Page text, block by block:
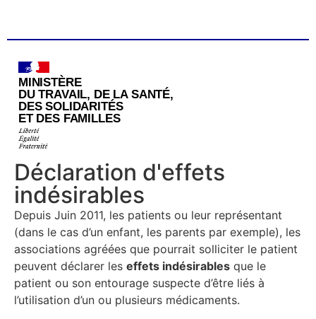
Déclaration d'effets
indésirables
Depuis Juin 2011, les patients ou leur représentant
(dans le cas d’un enfant, les parents par exemple), les
associations agréées que pourrait solliciter le patient
peuvent déclarer les effets indésirables que le
patient ou son entourage suspecte d’être liés à
l’utilisation d’un ou plusieurs médicaments.